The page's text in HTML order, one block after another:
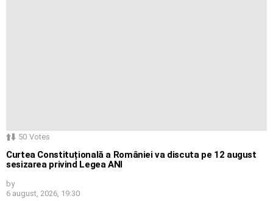
50 Votes
Curtea Constituțională a României va discuta pe 12 august
sesizarea privind Legea ANI
by
6 august, 2026, 19:30